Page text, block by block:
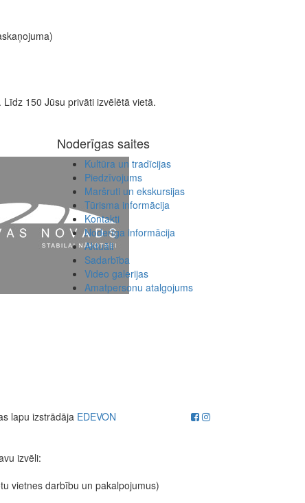
150 Jūsu privāti izvēlētā vietā.
Noderīgas saites
Kultūra un tradīcijas
Piedzīvojums
Maršruti un ekskursijas
Tūrisma informācija
Kontakti
Noderīga informācija
Aktuāli
Sadarbība
Video galerijas
Amatpersonu atalgojums
lapu izstrādāja EDEVON
izvēli:
vietnes darbību un pakalpojumus)